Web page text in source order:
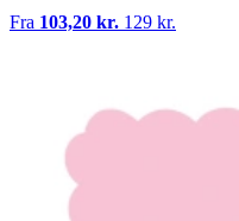
Fra 103,20 kr. 129 kr.